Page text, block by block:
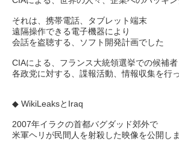
それは、携帯電話、タブレット端末
遠隔操作できる電子機器により
会話を盗聴する、ソフト開発計画でした
CIAによる、フランス大統領選挙での候補者
各政党に対する、諜報活動、情報収集を行
◆ WikiLeaksとIraq
2007年イラクの首都バグダッド郊外で
米軍ヘリが民間人を射殺した映像を公開し